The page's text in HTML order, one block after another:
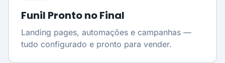
Funil Pronto no Final
Landing pages, automações e campanhas —
tudo configurado e pronto para vender.